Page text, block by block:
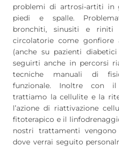
problemi di artrosi-artiti in
piedi e spalle.
bronchiti, sinusiti e riniti
circolatorie come
(anche su pazienti
seguirti anche in percorsi
tecniche manuali di
funzionale. Inoltre con
trattiamo la cellulite e la
l’azione di riattivazione
fitoterapico e il
nostri trattamenti
dove verrai seguito